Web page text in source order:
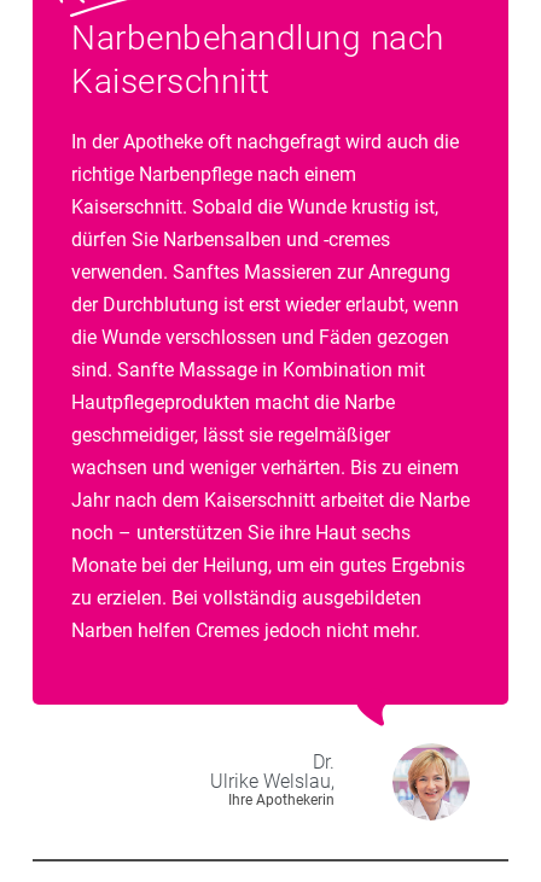
Narbenbehandlung nach
Kaiserschnitt
In der Apotheke oft nachgefragt wird auch die
richtige Narbenpflege nach einem
Kaiserschnitt. Sobald die Wunde krustig ist,
dürfen Sie Narbensalben und -cremes
verwenden. Sanftes Massieren zur Anregung
der Durchblutung ist erst wieder erlaubt, wenn
die Wunde verschlossen und Fäden gezogen
sind. Sanfte Massage in Kombination mit
Hautpflegeprodukten macht die Narbe
geschmeidiger, lässt sie regelmäßiger
wachsen und weniger verhärten. Bis zu einem
Jahr nach dem Kaiserschnitt arbeitet die Narbe
noch – unterstützen Sie ihre Haut sechs
Monate bei der Heilung, um ein gutes Ergebnis
zu erzielen. Bei vollständig ausgebildeten
Narben helfen Cremes jedoch nicht mehr.
Dr.
Ulrike Welslau,
Ihre Apothekerin